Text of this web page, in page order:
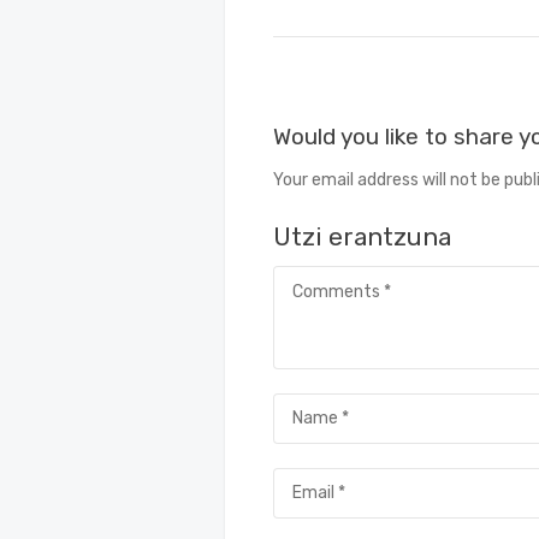
Would you like to share
Your email address will not be
Utzi erantzuna